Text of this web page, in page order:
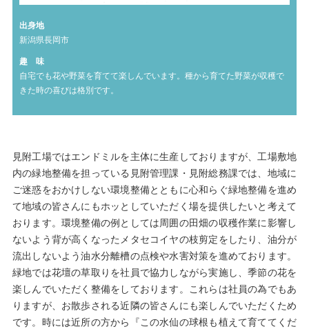
出身地
新潟県長岡市
趣 味
自宅でも花や野菜を育てて楽しんでいます。種から育てた野菜が収穫で
きた時の喜びは格別です。
見附工場ではエンドミルを主体に生産しておりますが、工場敷地
内の緑地整備を担っている見附管理課・見附総務課では、地域に
ご迷惑をおかけしない環境整備とともに心和らぐ緑地整備を進め
て地域の皆さんにもホッとしていただく場を提供したいと考えて
おります。環境整備の例としては周囲の田畑の収穫作業に影響し
ないよう背が高くなったメタセコイヤの枝剪定をしたり、油分が
流出しないよう油水分離槽の点検や水害対策を進めております。
緑地では花壇の草取りを社員で協力しながら実施し、季節の花を
楽しんでいただく整備をしております。これらは社員の為でもあ
りますが、お散歩される近隣の皆さんにも楽しんでいただくため
です。時には近所の方から『この水仙の球根も植えて育ててくだ